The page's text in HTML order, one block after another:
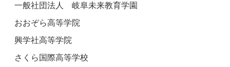
一般社団法人 岐阜未来教育学園
おおぞら高等学院
興学社高等学院
さくら国際高等学校